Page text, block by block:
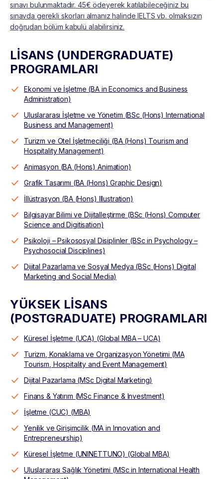
sınavı bulunmaktadır. 45€ ödeyerek katılabileceğiniz bu
sınavda gerekli skorları almanız halinde IELTS vb. olmaksızın
doğrudan bölüm kabulü alabilirsiniz.
LİSANS (UNDERGRADUATE)
PROGRAMLARI
Ekonomi ve İşletme (BA in Economics and Business
Administration)
Uluslararası İşletme ve Yönetim (BSc (Hons) International
Business and Management)
Turizm ve Otel İşletmeciliği (BA (Hons) Tourism and
Hospitality Management)
Animasyon (BA (Hons) Animation)
Grafik Tasarımı (BA (Hons) Graphic Design)
İllüstrasyon (BA (Hons) Illustration)
Bilgisayar Bilimi ve Dijitalleştirme (BSc (Hons) Computer
Science and Digitisation)
Psikoloji – Psikososyal Disiplinler (BSc in Psychology –
Psychosocial Disciplines)
Dijital Pazarlama ve Sosyal Medya (BSc (Hons) Digital
Marketing and Social Media)
YÜKSEK LİSANS
(POSTGRADUATE) PROGRAMLARI
Küresel İşletme (UCA) (Global MBA – UCA)
Turizm, Konaklama ve Organizasyon Yönetimi (MA
Tourism, Hospitality and Event Management)
Dijital Pazarlama (MSc Digital Marketing)
Finans & Yatırım (MSc Finance & Investment)
İşletme (CUC) (MBA)
Yenilik ve Girişimcilik (MA in Innovation and
Entrepreneurship)
Küresel İşletme (UNINETTUNO) (Global MBA)
Uluslararası Sağlık Yönetimi (MSc in International Health